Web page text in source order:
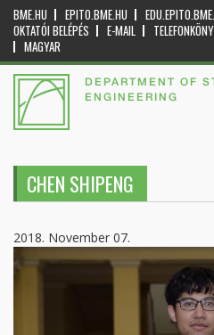
BME.HU EPITO.BME.HU
OKTATÓI BELÉPÉS
E-MAIL
MAGYAR
DEPARTMENT OF
ENGINEERING
CHEN SHIPENG
2018. November 07.